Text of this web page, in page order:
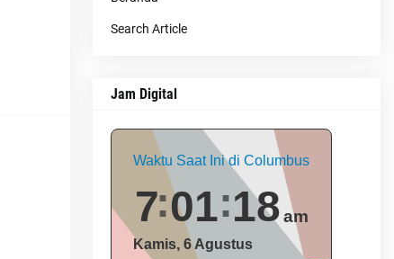
Search Article
Jam Digital
Waktu Saat Ini di Columbus
7 01 19am
Kamis, 6 Agustus